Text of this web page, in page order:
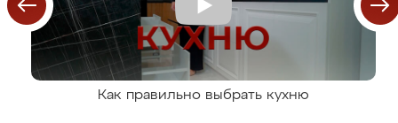
Как правильно выбрать кухню